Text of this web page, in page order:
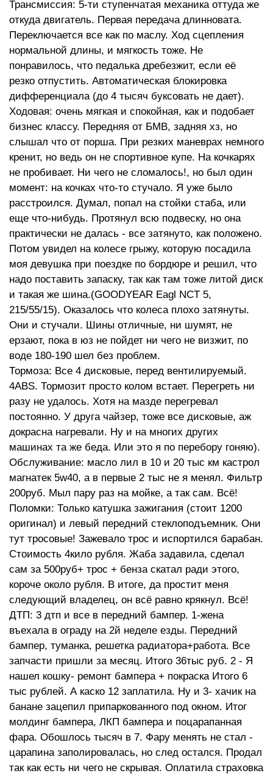
Трансмиссия: 5-ти ступенчатая механика оттуда же
откуда двигатель. Первая передача длинновата.
Переключается все как по маслу. Ход сцепления
нормальной длины, и мягкость тоже. Не
понравилось, что педалька дребезжит, если её
резко отпустить. Автоматическая блокировка
дифференциала (до 4 тысяч буксовать не дает).
Ходовая: очень мягкая и спокойная, как и подобает
бизнес классу. Передняя от БМВ, задняя хз, но
слышал что от порша. При резких маневрах немного
кренит, но ведь он не спортивное купе. На кочкарях
не пробивает. Ни чего не сломалось!, но был один
момент: на кочках что-то стучало. Я уже было
расстроился. Думал, попал на стойки стаба, или
еще что-нибудь. Протянул всю подвеску, но она
практически не далась - все затянуто, как положено.
Потом увидел на колесе грыжу, которую посадила
моя девушка при поездке по бордюре и решил, что
надо поставить запаску, так как там тоже литой диск
и такая же шина.(GOODYEAR Eagl NCT 5,
215/55/15). Оказалось что колеса плохо затянуты.
Они и стучали. Шины отличные, ни шумят, не
ерзают, пока в юз не пойдет ни чего не визжит, по
воде 180-190 шел без проблем.
Тормоза: Все 4 дисковые, перед вентилируемый.
4ABS. Тормозит просто колом встает. Перегреть ни
разу не удалось. Хотя на мазде перегревал
постоянно. У друга чайзер, тоже все дисковые, аж
докрасна нагревали. Ну и на многих других
машинах та же беда. Или это я по перебору гоняю).
Обслуживание: масло лил в 10 и 20 тыс км кастрол
магнатек 5w40, а в первые 2 тыс не я менял. Фильтр
200руб. Мыл пару раз на мойке, а так сам. Всё!
Поломки: Только катушка зажигания (стоит 1200
оригинал) и левый передний стеклоподъемник. Они
тут тросовые! Зажевало трос и испортился барабан.
Стоимость 4кило рубля. Жаба задавила, сделал
сам за 500руб+ трос + бенза скатал ради этого,
короче около рубля. В итоге, да простит меня
следующий владелец, он всё равно крякнул. Всё!
ДТП: 3 дтп и все в передний бампер. 1-жена
въехала в ограду на 2й неделе езды. Передний
бампер, туманка, решетка радиатора+работа. Все
запчасти пришли за месяц. Итого 36тыс руб. 2 - Я
нашел кошку- ремонт бампера + покраска Итого 6
тыс рублей. А каско 12 заплатила. Ну и 3- хачик на
банане зацепил припаркованного под окном. Итог
молдинг бампера, ЛКП бампера и поцарапанная
фара. Обошлось тысяч в 7. Фару менять не стал -
царапина заполировалась, но след остался. Продал
так как есть ни чего не скрывая. Оплатила страховка